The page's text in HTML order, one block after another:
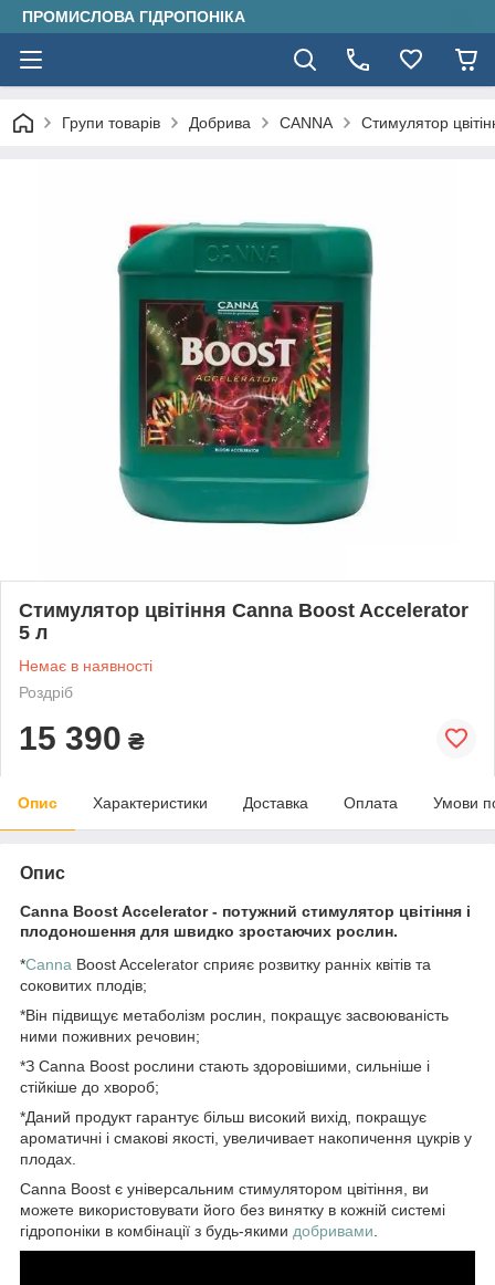
ПРОМИСЛОВА ГІДРОПОНІКА
Групи товарів Добрива CANNA Стимулятор
Стимулятор цвітіння Canna Boost Accelerator
5 л
Немає в наявності
Роздріб
15 390 ₴
Опис Характеристики Доставка Оплата Умови
Опис
Canna Boost Accelerator- потужний стимулятор цвітіння і
плодоношення для швидко зростаючих рослин.
*Canna Boost Accelerator сприяє розвитку ранніх квітів та
соковитих плодів;
*Він підвищує метаболізм рослин, покращує засвоюваність
ними поживних речовин;
*З Canna Boost рослини стають здоровішими, сильніше і
стійкіше до хвороб;
*Даний продукт гарантує більш високий вихід, покращує
ароматичні і смакові якості, увеличивает накопичення цукрів у
плодах.
Canna Boost є універсальним стимулятором цвітіння, ви
можете використовувати його без винятку в кожній системі
гідропоніки в комбінації з будь-якими добривами